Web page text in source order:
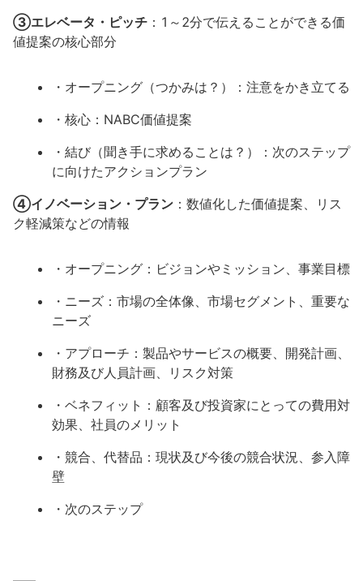
③エレベータ・ピッチ ：1～2分で伝えることができる価
値提案の核心部分
・オープニング（つかみは？）：注意をかき立てる
・核心：NABC価値提案
・結び（聞き手に求めることは？）：次のステップ
に向けたアクションプラン
④イノベーション・プラン ：数値化した価値提案、リス
ク軽減策などの情報
・オープニング：ビジョンやミッション、事業目標
・ニーズ：市場の全体像、市場セグメント、重要な
ニーズ
・アプローチ：製品やサービスの概要、開発計画、
財務及び人員計画、リスク対策
・ベネフィット：顧客及び投資家にとっての費用対
効果、社員のメリット
・競合、代替品：現状及び今後の競合状況、参入障
壁
・次のステップ